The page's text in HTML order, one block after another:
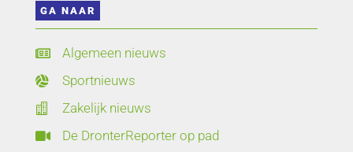
GA NAAR
 Algemeen nieuws
 Sportnieuws
 Zakelijk nieuws
 De DronterReporter op pad